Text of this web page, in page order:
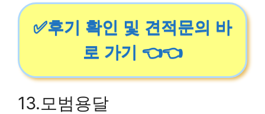
✅후기 확인 및 견적문의 바
로 가기 👈👈
13.모범용달